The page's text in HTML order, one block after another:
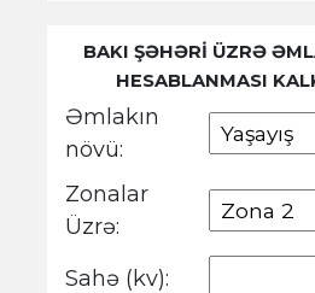
BAKI ŞƏHƏRİ ÜZRƏ
HESABLANMASI
Əmlakın
növü:
Zonalar
Üzrə:
Sahə (kv):